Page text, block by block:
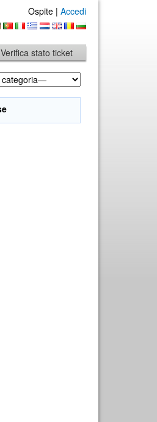
Ospite | Accedi
Verifica stato ticket